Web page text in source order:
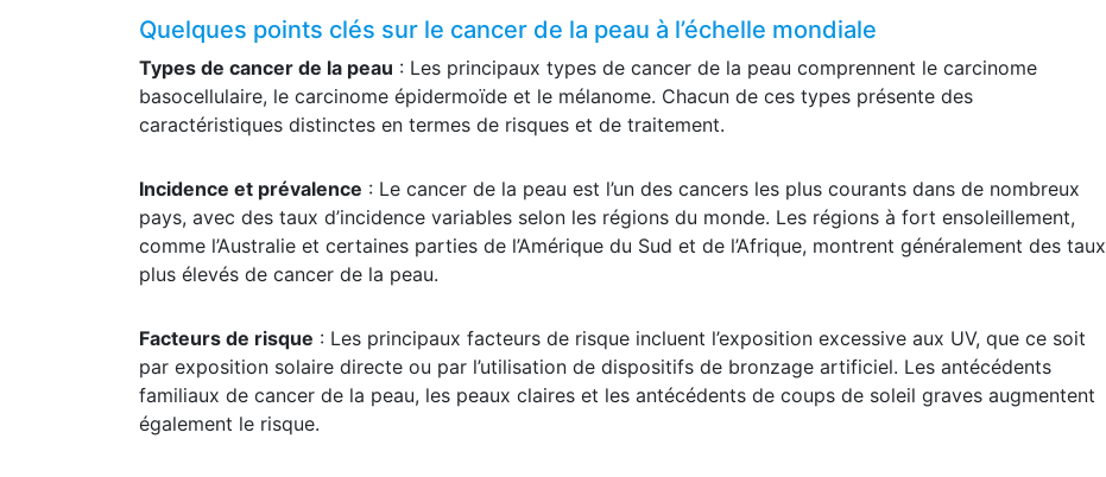
Quelques points clés sur le cancer de la peau à l’échelle mondiale
Types de cancer de la peau : Les principaux types de cancer de la peau comprennent le carcinome
basocellulaire, le carcinome épidermoïde et le mélanome. Chacun de ces types présente des
caractéristiques distinctes en termes de risques et de traitement.
Incidence et prévalence : Le cancer de la peau est l’un des cancers les plus courants dans de nombreux
pays, avec des taux d’incidence variables selon les régions du monde. Les régions à fort ensoleillement,
comme l’Australie et certaines parties de l’Amérique du Sud et de l’Afrique, montrent généralement des taux
plus élevés de cancer de la peau.
Facteurs de risque : Les principaux facteurs de risque incluent l’exposition excessive aux UV, que ce soit
par exposition solaire directe ou par l’utilisation de dispositifs de bronzage artificiel. Les antécédents
familiaux de cancer de la peau, les peaux claires et les antécédents de coups de soleil graves augmentent
également le risque.